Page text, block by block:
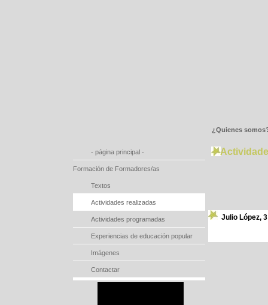
¿Quienes
- página principal -
Formación de Formadores/as
Textos
Actividades realizadas
Actividades programadas
Experiencias de educación popular
Imágenes
Contactar
Julio López,